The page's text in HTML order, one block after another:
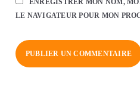
ENREGISTRER MON NOM,
LE NAVIGATEUR POUR MON